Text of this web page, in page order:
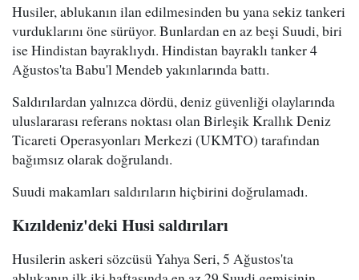
Husiler, ablukanın ilan edilmesinden bu yana sekiz tankeri
vurduklarını öne sürüyor. Bunlardan en az beşi Suudi, biri
ise Hindistan bayraklıydı. Hindistan bayraklı tanker 4
Ağustos'ta Babu'l Mendeb yakınlarında battı.
Saldırılardan yalnızca dördü, deniz güvenliği olaylarında
uluslararası referans noktası olan Birleşik Krallık Deniz
Ticareti Operasyonları Merkezi (UKMTO) tarafından
bağımsız olarak doğrulandı.
Suudi makamları saldırıların hiçbirini doğrulamadı.
Kızıldeniz'deki Husi saldırıları
Husilerin askeri sözcüsü Yahya Seri, 5 Ağustos'ta